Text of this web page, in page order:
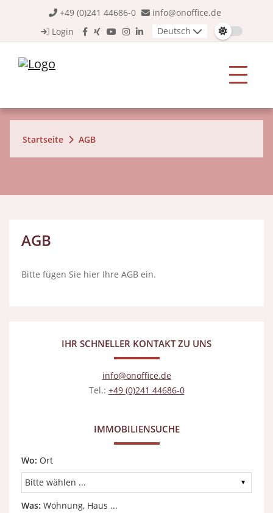
+49 (0)241 44686-0
info@onoffice.de
Login
Deutsch
Startseite AGB
AGB
Bitte fügen Sie hier Ihre AGB ein.
IHR SCHNELLER KONTAKT ZU UNS
info@onoffice.de
Tel.: +49 (0)241 44686-0
IMMOBILIENSUCHE
Wo: Ort
Was: Wohnung, Haus ...